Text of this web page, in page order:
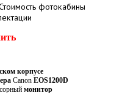
фотокабины
корпусе
Canon EOS1200D
монитор